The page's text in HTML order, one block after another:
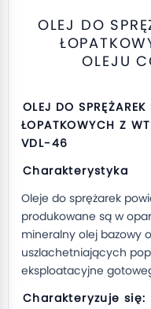
OLEJ DO
OLEJU
OLEJ DO
ŁOPATKOWYCH Z
VDL-46
Charakterystyka
Oleje do sprężarek
produkowane są w
mineralny olej bazowy
uszlachetniających
eksploatacyjne
Charakteryzuje się: